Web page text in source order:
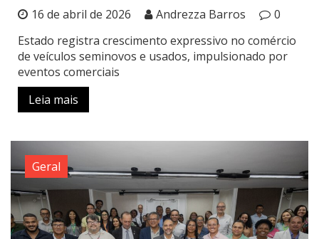
16 de abril de 2026 Andrezza Barros
0
Estado registra crescimento expressivo no comércio
de veículos seminovos e usados, impulsionado por
eventos comerciais
Leia mais
Geral